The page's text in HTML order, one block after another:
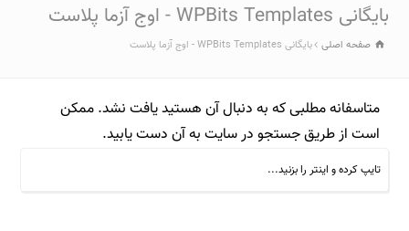
بایگانی WPBits Templates - اوج آزما پلاست
صفحه اصلی بایگانی WPBits Templates - اوج آزما پلاست
متاسفانه مطلبی که به دنبال آن هستید یافت نشد. ممکن
است از طریق جستجو در سایت به آن دست یابید.